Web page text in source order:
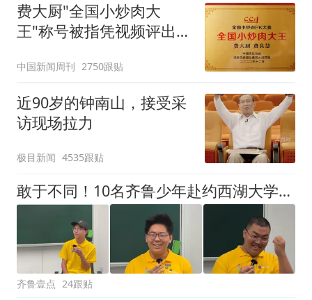
费大厨"全国小炒肉大
王"称号被指凭视频评出
中国新闻周刊 2750跟贴
近90岁的钟南山，接受采
访现场拉力
极目新闻 4535跟贴
敢于不同！10名齐鲁少年赴约西湖大学！他们是谁？为何而选？
齐鲁壹点 24跟贴